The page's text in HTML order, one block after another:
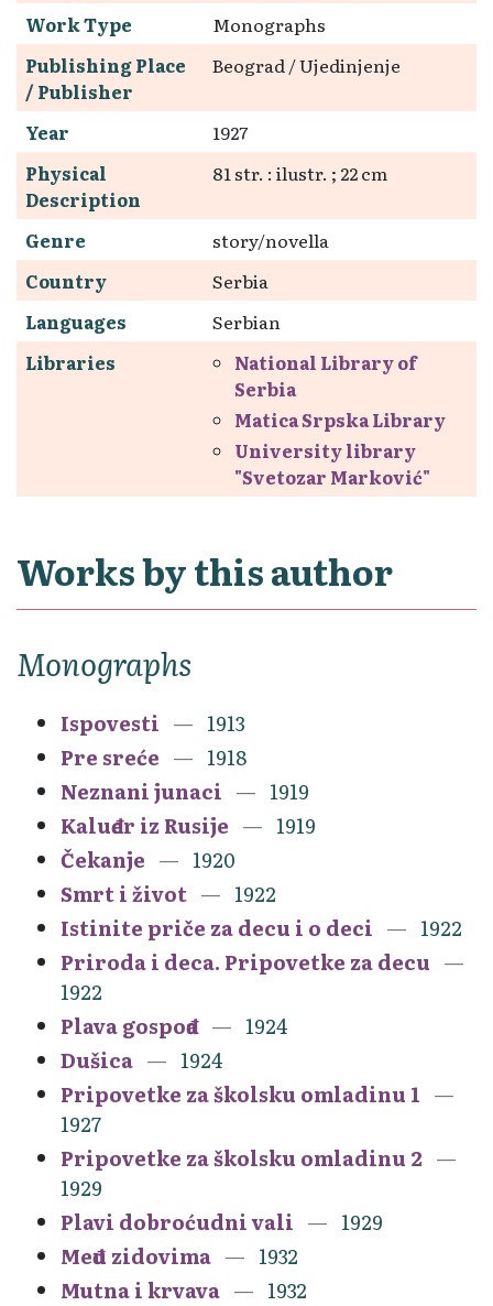
Work Type
Monographs
Publishing Place
/ Publisher
Beograd / Ujedinjenje
Year
1927
Physical
Description
81 str. : ilustr. ; 22 cm
Genre
story/novella
Country
Serbia
Languages
Serbian
Libraries
National Library of
Serbia
Matica Srpska Library
University library
"Svetozar Marković"
Works by this author
Monographs
Ispovesti
1913
Pre sreće
1918
Neznani junaci
1919
Kaluđer iz Rusije
1919
Čekanje
1920
Smrt i život
1922
Istinite priče za decu i o deci
1922
Priroda i deca. Pripovetke za decu
1922
Plava gospođa
1924
Dušica
1924
Pripovetke za školsku omladinu 1
1927
Pripovetke za školsku omladinu 2
1929
Plavi dobroćudni vali
1929
Među zidovima
1932
Mutna i krvava
1932